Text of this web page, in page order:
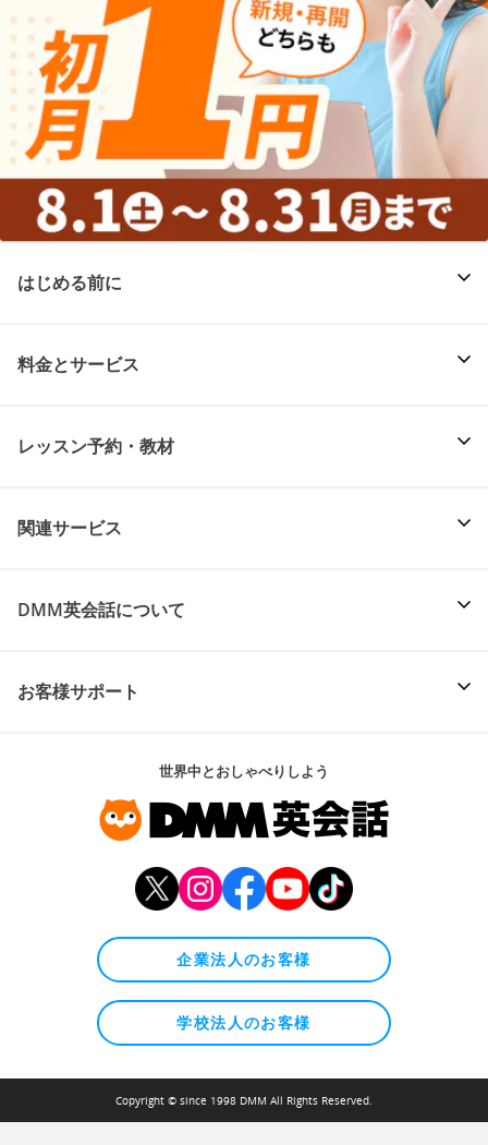
はじめる前に
料金とサービス
レッスン予約・教材
関連サービス
DMM英会話について
お客様サポート
世界中とおしゃべりしよう
企業法人のお客様
学校法人のお客様
Copyright © since 1998 DMM All Rights Reserved.